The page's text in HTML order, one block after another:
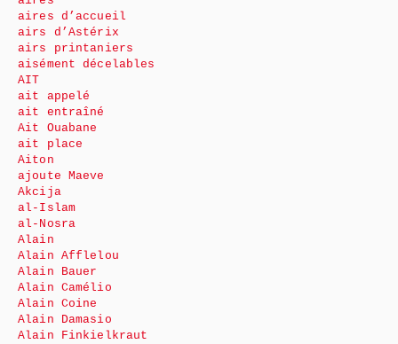
aires d’accueil
airs d’Astérix
airs printaniers
aisément décelables
AIT
ait appelé
ait entraîné
Ait Ouabane
ait place
Aiton
ajoute Maeve
Akcija
al-Islam
al-Nosra
Alain
Alain Afflelou
Alain Bauer
Alain Camélio
Alain Coine
Alain Damasio
Alain Finkielkraut